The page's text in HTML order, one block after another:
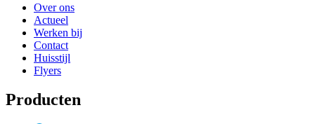
Over ons
Actueel
Werken bij
Contact
Huisstijl
Flyers
Producten